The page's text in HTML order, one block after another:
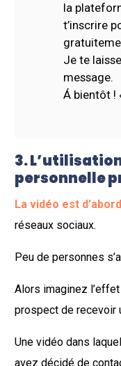
la
t’inscrire
Je te
message.
Á bientôt !
3.
personnelle
La vidéo est
réseaux sociaux.
Peu de personnes
Alors imaginez
prospect de recevoir
Une vidéo dans
avez décidé de